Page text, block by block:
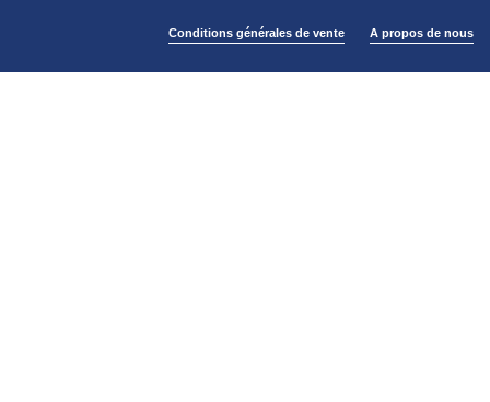
Conditions générales de vente A propos de nous